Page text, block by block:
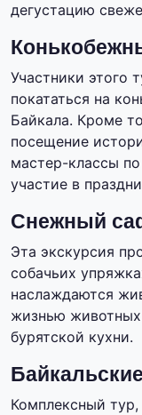
дегустацию
Участники этого
покататься на
Байкала. Кроме
посещение
мастер-классы
участие в
Снежный
Эта экскурсия
собачьих
наслаждаются
жизнью
бурятской кухни.
Комплексный